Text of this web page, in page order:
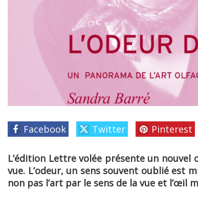
Facebook Twitter Pinterest
L’édition Lettre volée présente un nouvel
vue. L’odeur, un sens souvent oublié est
non pas l’art par le sens de la vue et l’œil